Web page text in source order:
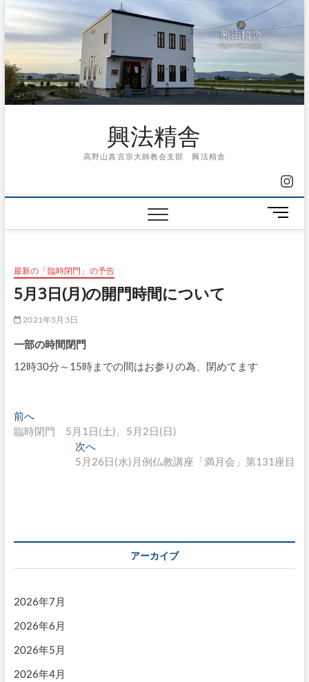
content
興法精舎
高野山真言宗大師教会支部 興法精舎
メ
ニ
最新の「臨時閉門」の予告
5月3日(月)の開門時間について
2021年5月3日
一部の時間閉門
12時30分～15時までの間はお参りの為、閉めてます
投
稿
シ
ョ
ン
前へ過
去
臨時閉門 5月1日(土)、5月2日(日)
次へ
の
5月26日(水)月例仏教講座「満月会」第131座目
アーカイブ
2026年7月
2026年6月
2026年5月
2026年4月